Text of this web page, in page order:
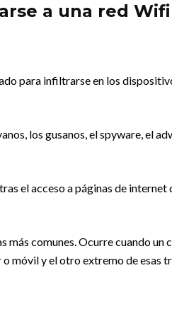
a una red
para infiltrarse en los
los gusanos, el spyware, el
el acceso a páginas de internet
más comunes. Ocurre cuando un
móvil y el otro extremo de esas